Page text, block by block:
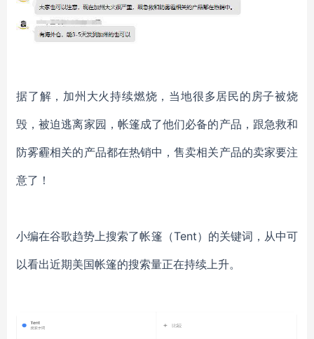
据了解，加州大火持续燃烧，当地很多居民的房子被烧
毁，被迫逃离家园，帐篷成了他们必备的产品，跟急救和
防雾霾相关的产品都在热销中，售卖相关产品的卖家要注
意了！
小编在谷歌趋势上搜索了帐篷（Tent）的关键词，从中可
以看出近期美国帐篷的搜索量正在持续上升。